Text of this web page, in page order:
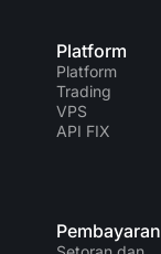
Platform
Platform
Trading
VPS
API FIX
Pembayaran